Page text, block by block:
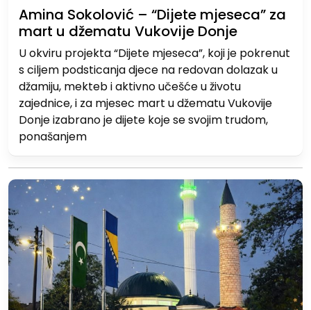
Amina Sokolović – “Dijete mjeseca” za
mart u džematu Vukovije Donje
U okviru projekta “Dijete mjeseca”, koji je pokrenut
s ciljem podsticanja djece na redovan dolazak u
džamiju, mekteb i aktivno učešće u životu
zajednice, i za mjesec mart u džematu Vukovije
Donje izabrano je dijete koje se svojim trudom,
ponašanjem